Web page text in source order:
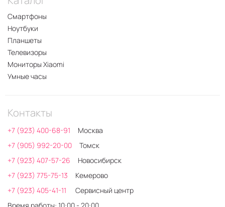
Смартфоны
Ноутбуки
Планшеты
Телевизоры
Мониторы Xiaomi
Умные часы
Контакты
+7 (923) 400-68-91
Москва
+7 (905) 992-20-00
Томск
+7 (923) 407-57-26
Новосибирск
+7 (923) 775-75-13
Кемерово
+7 (923) 405-41-11
Сервисный центр